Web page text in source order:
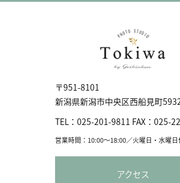
〒951-8101
新潟県新潟市中央区⻄船見町
TEL： 025-201-9811 FAX： 025-
営業時間：10:00〜18:00／火曜日・水曜日
アクセス